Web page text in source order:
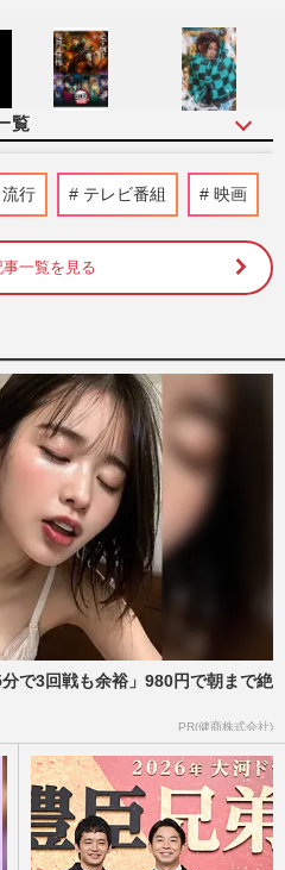
覧
かわ 人魚の島のひみつ』《3日
億円》『名探偵コナン』級ロ
2026/7/28
バーダウン発生、特典フィギ
した転売対策…
2026/7/23
ル歌手・錦織健「歌手人生を
マイクなし生声一本のこだわ
ポップス・ロッ…
6月23日号
禰豆子の竹は「実在しない」
が解き明かした結論に「教授
」ファンの夢…
2026/4/21
偵コナン』公開3日で興収35億
”の好発進「400億の壁は別
ぎる『鬼滅の…
2026/4/18
流行 テレビ番組 映画
一覧を見る
で3回戦も余裕」980円で朝まで絶
PR(健商株式会社)